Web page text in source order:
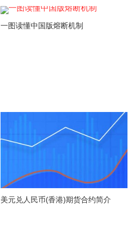
一图读懂中国版熔断机制
美元兑人民币(香港)期货合约简介